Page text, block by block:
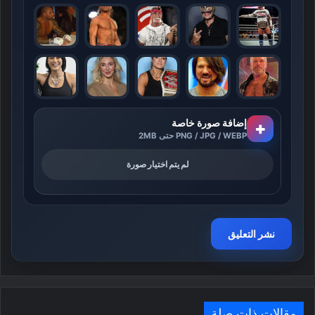
+ إضافة صورة خاصة
PNG / JPG / WEBP حتى 2MB
لم يتم اختيار صورة